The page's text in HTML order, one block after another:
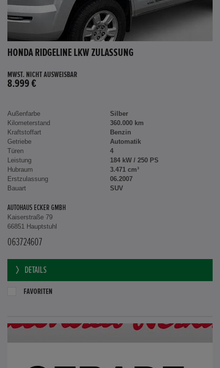
HONDA RIDGELINE LKW ZULASSUNG
MWST. NICHT AUSWEISBAR
8.999 €
Außenfarbe
Silber
Kilometerstand
360.000 km
Kraftstoffart
Benzin
Getriebe
Automatik
Türen
4
Leistung
184 kW / 250 PS
Hubraum
3.471 cm³
Erstzulassung
06.2007
Bauart
SUV
AUTOHAUS ECKER GMBH
Kaiserstraße 79
66851 Hauptstuhl
063724607
DETAILS
FAVORITEN